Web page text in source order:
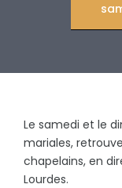
Le samedi et le
mariales,
chapelains, en
Lourdes.